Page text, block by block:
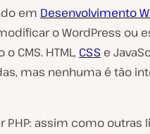
em Desenvolvimento
o WordPress ou
CMS. HTML, CSS e
mas nenhuma é tão
PHP: assim como outras